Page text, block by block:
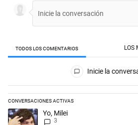
TODOS LOS COMENTARIOS LOS
Todos los comentarios
Inicie la
CONVERSACIONES ACTIVAS
Este listado muestra los artículos con
Un artículo de tendencia con el título "Yo,
Yo, Milei
3